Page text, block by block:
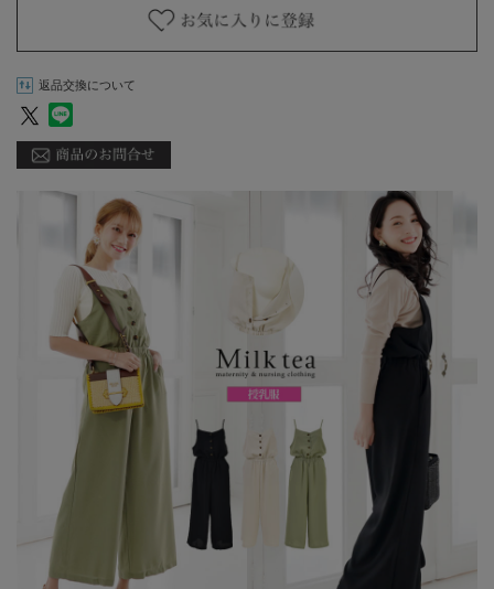
返品交換について